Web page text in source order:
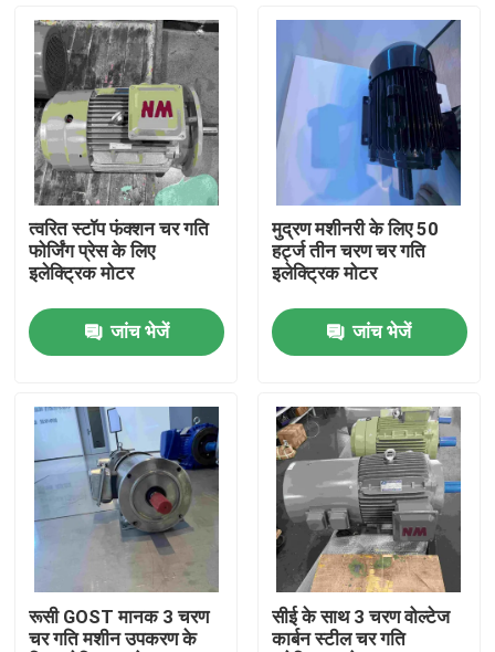
हमारे बारे में
संपर्क
उत्पाद
वीडियो
उच्च दक्षता वाली इलेक्ट्रिक मोटर
सिंगल फेज इलेक्ट्रिक मोटर्स
तीन चरण इलेक्ट्रिक मोटर्स
कम वोल्टेज इलेक्ट्रिक मोटर्स
मध्यम वोल्टेज प्रेरण मोटर
त्वरित स्टॉप फंक्शन चर गति
फोर्जिंग प्रेस के लिए
इलेक्ट्रिक मोटर
जांच भेजें
मुद्रण मशीनरी के लिए 50
हर्ट्ज तीन चरण चर गति
इलेक्ट्रिक मोटर
जांच भेजें
रूसी GOST मानक 3 चरण
चर गति मशीन उपकरण के
सीई के साथ 3 चरण वोल्टेज
कार्बन स्टील चर गति